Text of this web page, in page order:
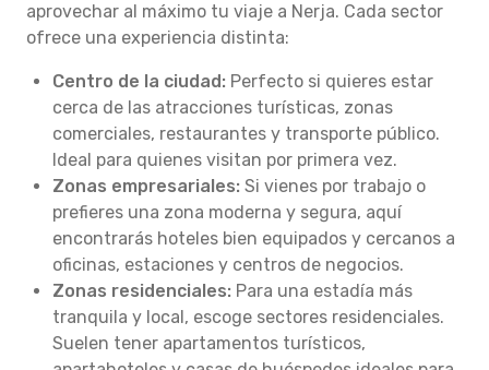
aprovechar al máximo tu viaje a Nerja. Cada sector
ofrece una experiencia distinta:
Centro de la ciudad: Perfecto si quieres estar
cerca de las atracciones turísticas, zonas
comerciales, restaurantes y transporte público.
Ideal para quienes visitan por primera vez.
Zonas empresariales: Si vienes por trabajo o
prefieres una zona moderna y segura, aquí
encontrarás hoteles bien equipados y cercanos a
oficinas, estaciones y centros de negocios.
Zonas residenciales: Para una estadía más
tranquila y local, escoge sectores residenciales.
Suelen tener apartamentos turísticos,